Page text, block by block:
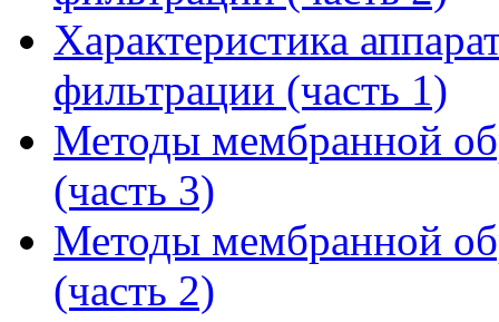
Характеристика
фильтрации (часть 1)
Методы мембранной
(часть 3)
Методы мембранной
(часть 2)